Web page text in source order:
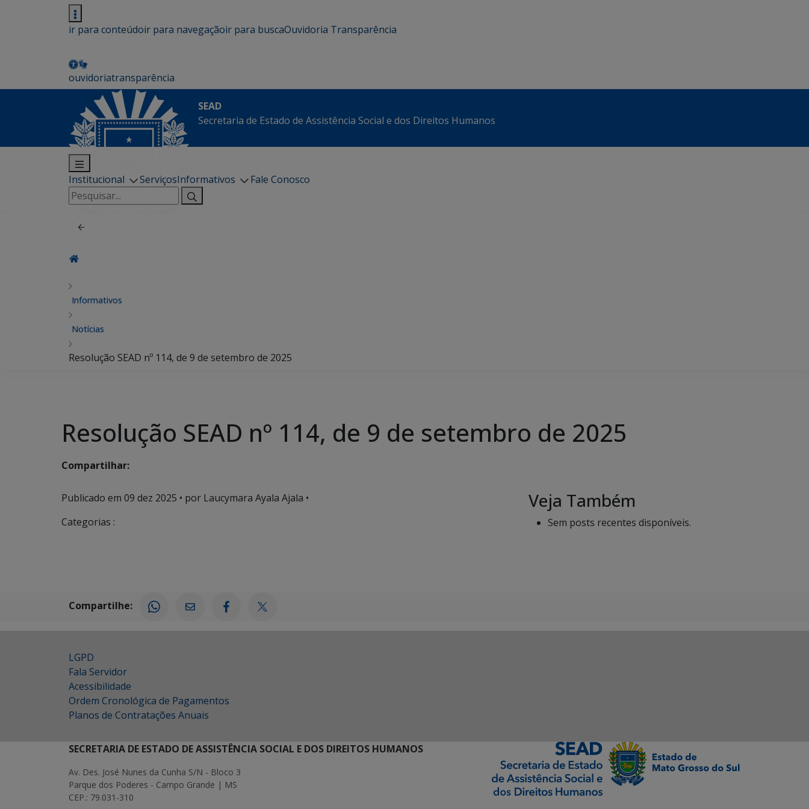
ir para conteúdoir para navegaçãoir para buscaOuvidoria Transparência
ouvidoriatransparência
SEAD
Secretaria de Estado de Assistência Social e dos Direitos Humanos
Institucional ServiçosInformativos
Fale Conosco
Pesquisar
por:
Informativos
Notícias
Resolução SEAD nº 114, de 9 de setembro de 2025
Resolução SEAD nº 114, de 9 de setembro de 2025
Compartilhar:
Publicado em 09 dez 2025 • por Laucymara Ayala Ajala •
Categorias :
Veja Também
Sem posts recentes disponíveis.
Compartilhe:
LGPD
Fala Servidor
Acessibilidade
Ordem Cronológica de Pagamentos
Planos de Contratações Anuais
SECRETARIA DE ESTADO DE ASSISTÊNCIA SOCIAL E DOS DIREITOS HUMANOS
Av. Des. José Nunes da Cunha S/N - Bloco 3
Parque dos Poderes - Campo Grande | MS
CEP.: 79.031-310